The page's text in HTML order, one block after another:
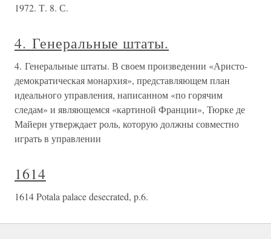
1972. Т. 8. С.
4. Генеральные штаты.
4. Генеральные штаты. В своем произведении «Аристо-
демократическая монархия», представляющем план
идеального управления, написанном «по горячим
следам» и являющемся «картиной Франции», Тюрке де
Майерн утверждает роль, которую должны совместно
играть в управлении
1614
1614 Potala palace desecrated, p.6.